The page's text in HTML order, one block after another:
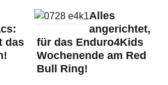
das
Alles
angerichtet,
für das Enduro4Kids
Wochenende am Red
Bull Ring!